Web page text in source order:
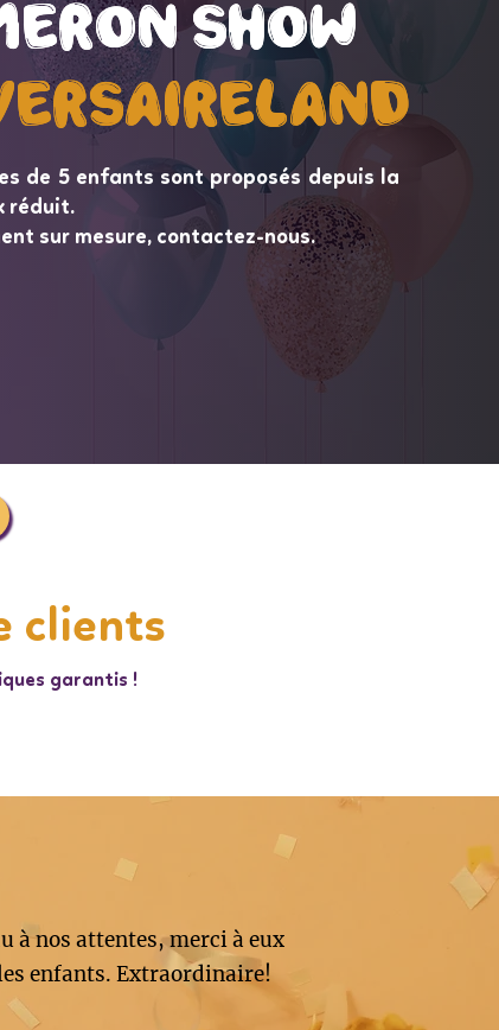
Show
Show
de 5 enfants sont proposés depuis la
réduit.
sur mesure, contactez-nous.
clients
garantis !
à nos attentes, merci à eux
enfants. Extraordinaire!